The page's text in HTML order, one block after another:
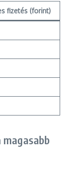
fizetés (forint)